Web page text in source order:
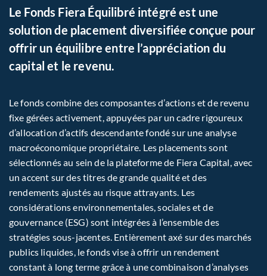
Le Fonds Fiera Équilibré intégré est une
solution de placement diversifiée conçue pour
offrir un équilibre entre l’appréciation du
capital et le revenu.
Le fonds combine des composantes d’actions et de revenu
fixe gérées activement, appuyées par un cadre rigoureux
d’allocation d’actifs descendante fondé sur une analyse
macroéconomique propriétaire. Les placements sont
sélectionnés au sein de la plateforme de Fiera Capital, avec
un accent sur des titres de grande qualité et des
rendements ajustés au risque attrayants. Les
considérations environnementales, sociales et de
gouvernance (ESG) sont intégrées à l’ensemble des
stratégies sous-jacentes. Entièrement axé sur des marchés
publics liquides, le fonds vise à offrir un rendement
constant à long terme grâce à une combinaison d’analyses